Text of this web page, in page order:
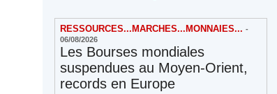
RESSOURCES...MARCHES...MONNAIES... -
06/08/2026
Les Bourses mondiales
suspendues au Moyen-Orient,
records en Europe